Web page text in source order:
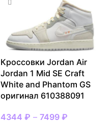
Кроссовки Jordan Air
Jordan 1 Mid SE Craft
White and Phantom GS
оригинал 610388091
4344 ₽ – 7499 ₽